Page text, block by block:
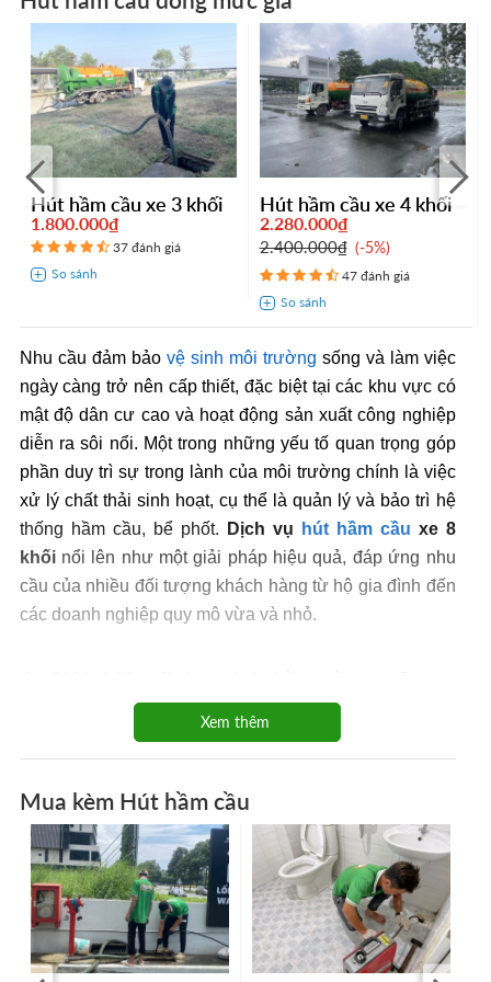
Hút hầm cầu xe 3 khối
1.800.000₫
37 đánh giá
Hút hầm cầu xe 4 khối
2.280.000₫
2.400.000₫ -5%
47 đánh giá
Nhu cầu đảm bảo vệ sinh môi trường sống và làm việc
ngày càng trở nên cấp thiết, đặc biệt tại các khu vực có
mật độ dân cư cao và hoạt động sản xuất công nghiệp
diễn ra sôi nổi. Một trong những yếu tố quan trọng góp
phần duy trì sự trong lành của môi trường chính là việc
xử lý chất thải sinh hoạt, cụ thể là quản lý và bảo trì hệ
thống hầm cầu, bể phốt.
Dịch vụ hút hầm cầu xe 8
khốinổi lên như một giải pháp hiệu quả, đáp ứng nhu
cầu của nhiều đối tượng khách hàng từ hộ gia đình đến
các doanh nghiệp quy mô vừa và nhỏ.
khối chuyên nghiệp
trong việc đảm bảo hiệu quả công việc cũng như bảo vệ
lợi ích lâu dài cho người sử dụng.
1.1. Tầm quan trọng của việc sử dụng dịch vụ hút
hầm cầu xe 8 khối
Hầm cầu, hay còn gọi là bể phốt, là nơi chứa đựng và
xử lý ban đầu chất thải hữu cơ từ các hoạt động sinh
Xem thêm
Mua kèm Hút hầm cầu